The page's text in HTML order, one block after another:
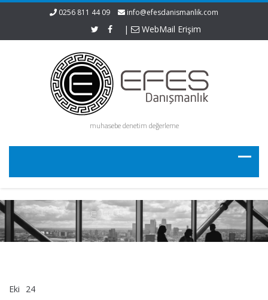
0256 811 44 09 info@efesdanismanlik.com
| WebMail Erişim
muhasebe denetim değerleme
Eki 24